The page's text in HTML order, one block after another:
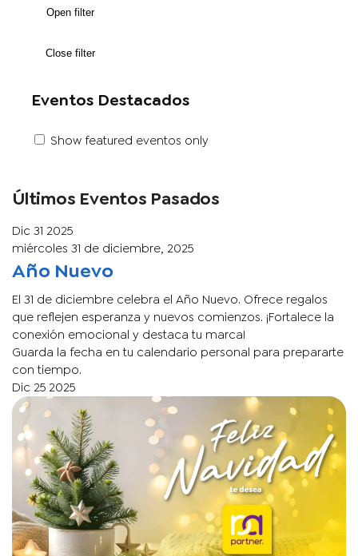
Open filter
Close filter
Eventos Destacados
Show featured eventos only
Últimos Eventos Pasados
Dic 31 2025
miércoles 31 de diciembre, 2025
Año Nuevo
El 31 de diciembre celebra el Año Nuevo. Ofrece regalos
que reflejen esperanza y nuevos comienzos. ¡Fortalece la
conexión emocional y destaca tu marca!
Guarda la fecha en tu calendario personal para prepararte
con tiempo.
Dic 25 2025